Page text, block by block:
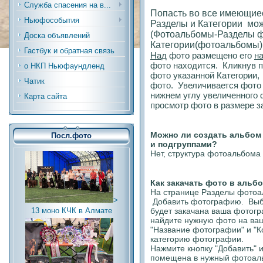
Служба спасения на в...
Ньюфособытия
Доска объявлений
Гастбук и обратная связь
о НКП Ньюфаундленд
Чатик
Карта сайта
Посл.фото
>
13 моно КЧК в Алмате
Попасть во все
Разделы и Категории
(Фотоальбомы-Разделы
Над фото размещено его
фото находится. Кликнув
фото указанной Категории,
фото. Увеличивается
нижнем углу
просмотр фото в размере
Можно ли создать альбом
и подгруппами?
Нет, структура
Как закачать фото в
На странице Разделы
Добавить фотографию.
будет закачана ваша
найдите нужную фото на
"Название фотографии" и
категорию фотографии.
Нажмите кнопку "Добавить"
помещена в нужный